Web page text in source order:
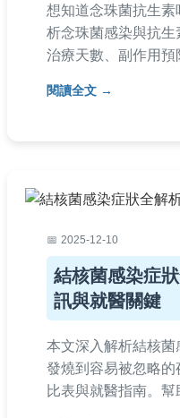
想知道念珠菌抗生
析念珠菌感染與抗
治療天數、副作用
知識與個人經驗，實
閱讀全文
2025-12-10
結核菌感染症
訊與就醫關鍵
本文深入解析結核菌
發燒到容易被忽略
比表與就醫指南。